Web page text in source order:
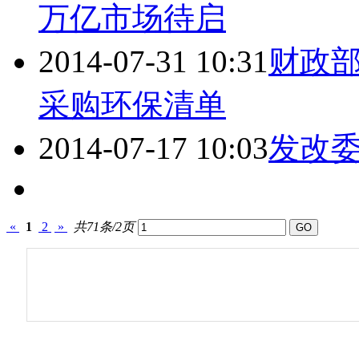
万亿市场待启
2014-07-31 10:31财政
采购环保清单
2014-07-17 10:03发改
« 1 2 » 共71条/2页